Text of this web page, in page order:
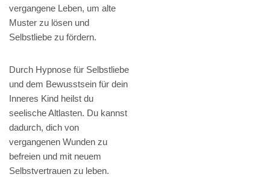
vergangene Leben, um alte
Muster zu lösen und
Selbstliebe zu fördern.
Durch Hypnose für Selbstliebe
und dem Bewusstsein für dein
Inneres Kind heilst du
seelische Altlasten. Du kannst
dadurch, dich von
vergangenen Wunden zu
befreien und mit neuem
Selbstvertrauen zu leben.